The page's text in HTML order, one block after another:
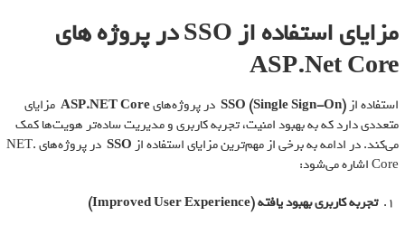
مزایای استفاده از SSO در پروژه های
ASP.Net Core
استفاده ازSSO (Single Sign-On)در پروژه‌هایASP.NET Coreمزایای
متعددی دارد که به بهبود امنیت، تجربه کاربری و مدیریت ساده‌تر هویت‌ها کمک
می‌کند. در ادامه به برخی از مهم‌ترین مزایای استفاده ازSSO
در پروژه‌های .NET
Core اشاره می‌شود:
تجربه کاربری بهبود یافته(Improved User Experience)